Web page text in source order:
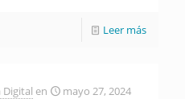
Leer más
en
mayo 27, 2024